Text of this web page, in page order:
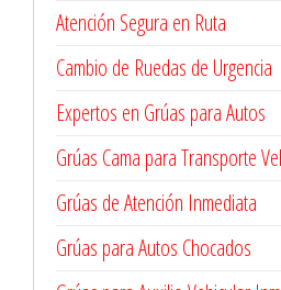
Atención Segura en Ruta
Cambio de Ruedas de Urgencia
Expertos en Grúas para Autos
Grúas Cama para Transporte
Grúas de Atención Inmediata
Grúas para Autos Chocados